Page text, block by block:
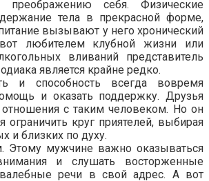
преображению себя. Физические
тела в прекрасной форме,
вызывают у него хронический
любителем клубной жизни или
вливаний представитель
является крайне редко.
и способность всегда вовремя
и оказать поддержку. Друзья
отношения с таким человеком. Но он
ограничить круг приятелей, выбирая
и близких по духу.
Этому мужчине важно оказываться
и слушать восторженные
речи в свой адрес. А вот